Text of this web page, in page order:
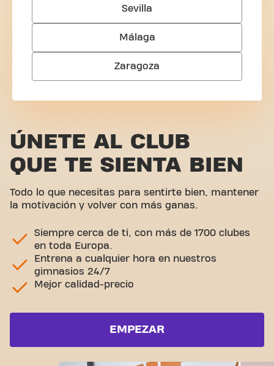
Sevilla
Málaga
Zaragoza
ÚNETE AL CLUB
QUE TE SIENTA BIEN
Todo lo que necesitas para sentirte bien, mantener
la motivación y volver con más ganas.
Siempre cerca de ti, con más de 1700 clubes
en toda Europa.
Entrena a cualquier hora en nuestros
gimnasios 24/7
Mejor calidad-precio
EMPEZAR